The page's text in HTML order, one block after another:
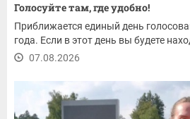
Голосуйте там, где удобно!
Приближается единый день
года. Если в этот день вы будете
07.08.2026